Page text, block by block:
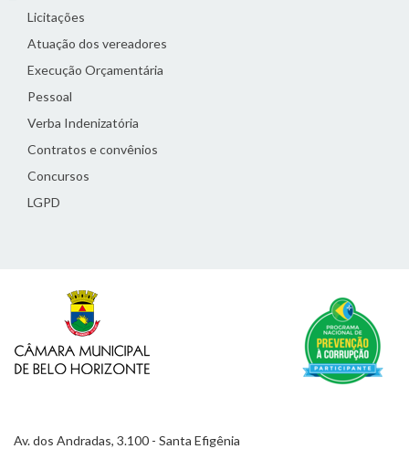
Licitações
Atuação dos vereadores
Execução Orçamentária
Pessoal
Verba Indenizatória
Contratos e convênios
Concursos
LGPD
Av. dos Andradas, 3.100 - Santa Efigênia